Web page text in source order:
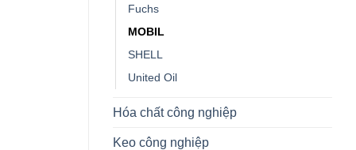
Fuchs
MOBIL
SHELL
United Oil
Hóa chất công nghiệp
Keo công nghiệp